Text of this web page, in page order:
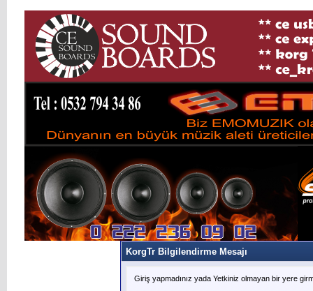
KorgTr Bilgilendirme Mesajı
Giriş yapmadınız yada Yetkiniz olmayan bir yere